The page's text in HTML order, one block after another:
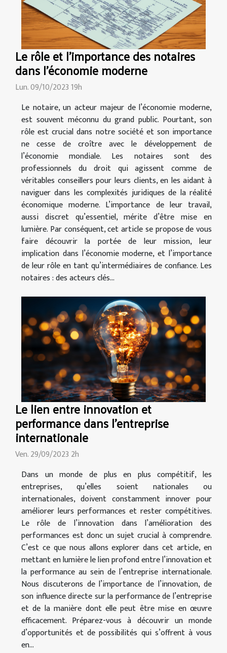
Le rôle et l'importance des notaires
dans l'économie moderne
Lun. 09/10/2023 19h
Le notaire, un acteur majeur de l’économie moderne,
est souvent méconnu du grand public. Pourtant, son
rôle est crucial dans notre société et son importance
ne cesse de croître avec le développement de
l’économie mondiale. Les notaires sont des
professionnels du droit qui agissent comme de
véritables conseillers pour leurs clients, en les aidant à
naviguer dans les complexités juridiques de la réalité
économique moderne. L’importance de leur travail,
aussi discret qu’essentiel, mérite d’être mise en
lumière. Par conséquent, cet article se propose de vous
faire découvrir la portée de leur mission, leur
implication dans l’économie moderne, et l’importance
de leur rôle en tant qu’intermédiaires de confiance. Les
notaires : des acteurs clés...
Le lien entre innovation et
performance dans l'entreprise
internationale
Ven. 29/09/2023 2h
Dans un monde de plus en plus compétitif, les
entreprises, qu’elles soient nationales ou
internationales, doivent constamment innover pour
améliorer leurs performances et rester compétitives.
Le rôle de l’innovation dans l’amélioration des
performances est donc un sujet crucial à comprendre.
C’est ce que nous allons explorer dans cet article, en
mettant en lumière le lien profond entre l’innovation et
la performance au sein de l’entreprise internationale.
Nous discuterons de l’importance de l’innovation, de
son influence directe sur la performance de l’entreprise
et de la manière dont elle peut être mise en œuvre
efficacement. Préparez-vous à découvrir un monde
d’opportunités et de possibilités qui s’offrent à vous
en...